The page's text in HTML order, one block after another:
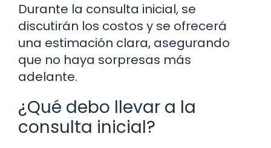
Durante la consulta inicial, se
discutirán los costos y se ofrecerá
una estimación clara, asegurando
que no haya sorpresas más
adelante.
¿Qué debo llevar a la
consulta inicial?